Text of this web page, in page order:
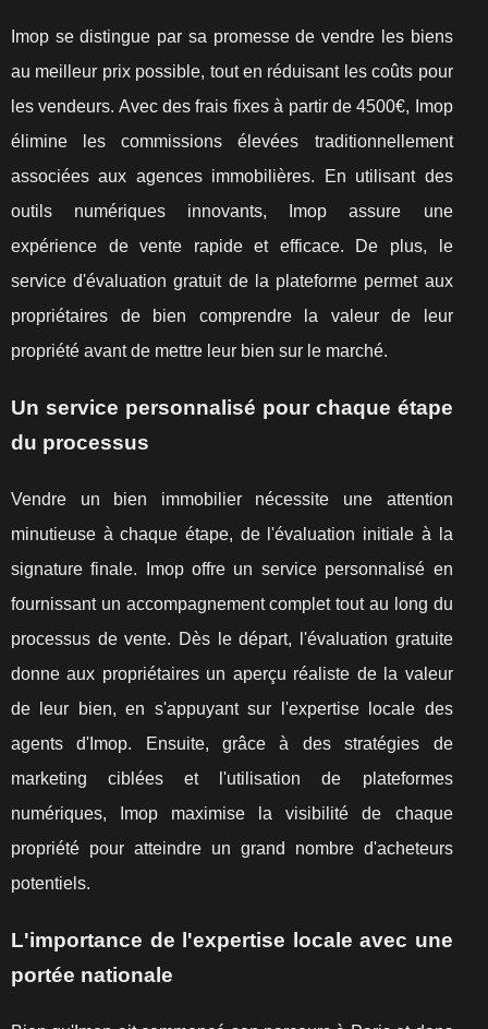
Imop se distingue par sa promesse de vendre les biens
au meilleur prix possible, tout en réduisant les coûts pour
les vendeurs. Avec des frais fixes à partir de 4500€, Imop
élimine les commissions élevées traditionnellement
associées aux agences immobilières. En utilisant des
outils numériques innovants, Imop assure une
expérience de vente rapide et efficace. De plus, le
service d'évaluation gratuit de la plateforme permet aux
propriétaires de bien comprendre la valeur de leur
propriété avant de mettre leur bien sur le marché.
Un service personnalisé pour chaque étape
du processus
Vendre un bien immobilier nécessite une attention
minutieuse à chaque étape, de l'évaluation initiale à la
signature finale. Imop offre un service personnalisé en
fournissant un accompagnement complet tout au long du
processus de vente. Dès le départ, l'évaluation gratuite
donne aux propriétaires un aperçu réaliste de la valeur
de leur bien, en s'appuyant sur l'expertise locale des
agents d'Imop. Ensuite, grâce à des stratégies de
marketing ciblées et l'utilisation de plateformes
numériques, Imop maximise la visibilité de chaque
propriété pour atteindre un grand nombre d'acheteurs
potentiels.
L'importance de l'expertise locale avec une
portée nationale